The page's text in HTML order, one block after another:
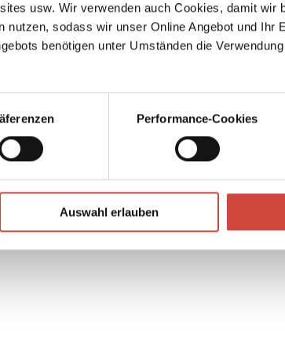
usw. Wir verwenden auch Cookies, damit wir
nutzen, sodass wir unser Online Angebot und Ihr
benötigen unter Umständen die
Performance-Cookies
Auswahl erlauben
Bilddatei
Kaufen